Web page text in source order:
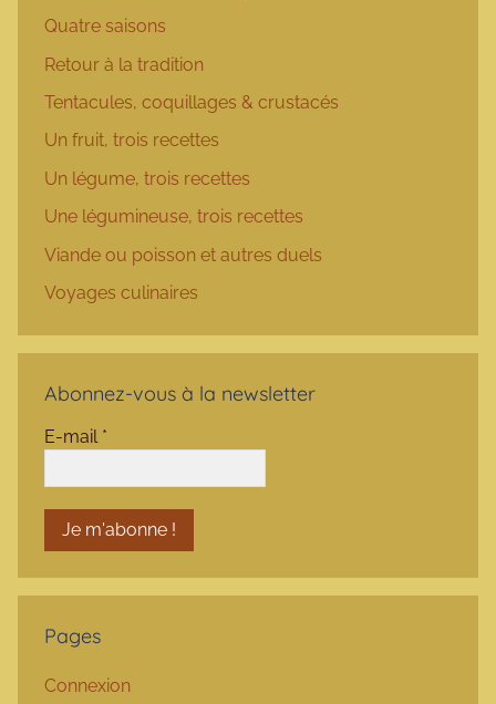
Quatre saisons
Retour à la tradition
Tentacules, coquillages & crustacés
Un fruit, trois recettes
Un légume, trois recettes
Une légumineuse, trois recettes
Viande ou poisson et autres duels
Voyages culinaires
Abonnez-vous à la newsletter
E-mail *
Pages
Connexion